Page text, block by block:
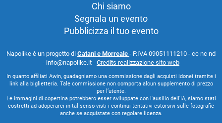
Chi siamo
Segnala un evento
Pubblicizza il tuo evento
Napolike è un progetto di Catani e Morreale - P.IVA 09051111210 - cc nc nd
- info@napolike.it - Credits realizzazione sito web
In quanto affiliati Awin, guadagniamo una commissione dagli acquisti idonei tramite i
link alla biglietteria. Tale commissione non comporta alcun supplemento di prezzo
per l’utente.
Le immagini di copertina potrebbero esser sviluppate con l'ausilio dell'IA, siamo stati
costretti ad adoperarci in tal senso visti i continui tentativi estorsivi sulle fotografie
anche se acquistate con regolare licenza.